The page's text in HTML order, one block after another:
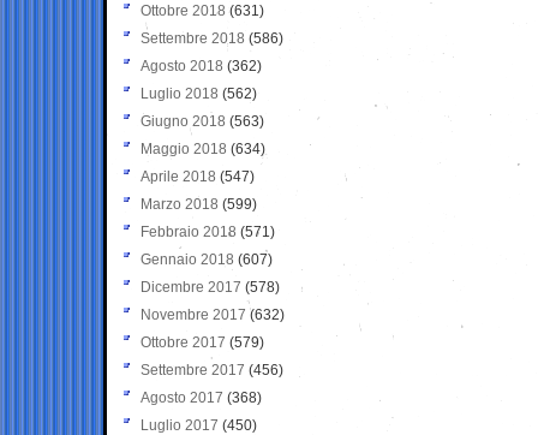
Ottobre 2018 (631)
Settembre 2018 (586)
Agosto 2018 (362)
Luglio 2018 (562)
Giugno 2018 (563)
Maggio 2018 (634)
Aprile 2018 (547)
Marzo 2018 (599)
Febbraio 2018 (571)
Gennaio 2018 (607)
Dicembre 2017 (578)
Novembre 2017 (632)
Ottobre 2017 (579)
Settembre 2017 (456)
Agosto 2017 (368)
Luglio 2017 (450)